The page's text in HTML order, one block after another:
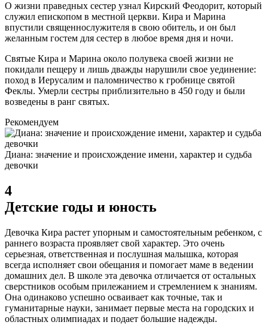
О жизни праведных сестер узнал Кирский Феодорит, который
служил епископом в местной церкви. Кира и Марина
впустили священнослужителя в свою обитель, и он был
желанным гостем для сестер в любое время дня и ночи.
Святые Кира и Марина около полувека своей жизни не
покидали пещеру и лишь дважды нарушили свое уединение:
поход в Иерусалим и паломничество к гробнице святой
Феклы. Умерли сестры приблизительно в 450 году и были
возведены в ранг святых.
Рекомендуем
Диана: значение и происхождение имени, характер и судьба
девочки
4
Детские годы и юность
Девочка Кира растет упорным и самостоятельным ребенком, с
раннего возраста проявляет свой характер. Это очень
серьезная, ответственная и послушная малышка, которая
всегда исполняет свои обещания и помогает маме в ведении
домашних дел. В школе эта девочка отличается от остальных
сверстников особым прилежанием и стремлением к знаниям.
Она одинаково успешно осваивает как точные, так и
гуманитарные науки, занимает первые места на городских и
областных олимпиадах и подает большие надежды.